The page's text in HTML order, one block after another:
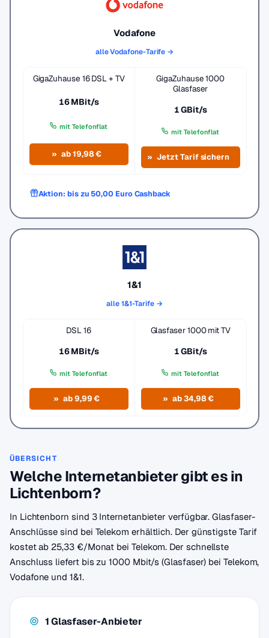
Vodafone
alle Vodafone-Tarife →
GigaZuhause 16 DSL + TV
16 MBit/s
mit Telefonflat
ab 19,98 €
GigaZuhause 1000
Glasfaser
1 GBit/s
mit Telefonflat
Jetzt Tarif sichern
Aktion: bis zu 50,00 Euro Cashback
1&1
alle 1&1-Tarife →
DSL 16
16 MBit/s
mit Telefonflat
ab 9,99 €
Glasfaser 1000 mit TV
1 GBit/s
mit Telefonflat
ab 34,98 €
ÜBERSICHT
Welche Internetanbieter gibt es in
Lichtenborn?
In Lichtenborn sind 3 Internetanbieter verfügbar. Glasfaser-
Anschlüsse sind bei Telekom erhältlich. Der günstigste Tarif
kostet ab 25,33 €/Monat bei Telekom. Der schnellste
Anschluss liefert bis zu 1000 Mbit/s (Glasfaser) bei Telekom,
Vodafone und 1&1.
1 Glasfaser-Anbieter